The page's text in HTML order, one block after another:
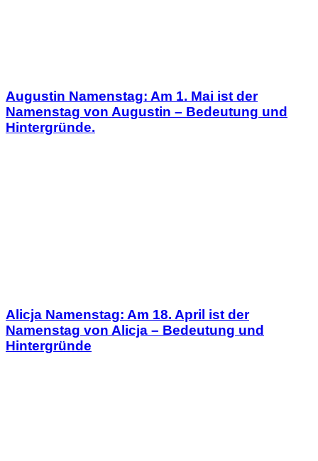
Augustin Namenstag: Am 1. Mai ist der
Namenstag von Augustin – Bedeutung und
Hintergründe.
Alicja Namenstag: Am 18. April ist der
Namenstag von Alicja – Bedeutung und
Hintergründe